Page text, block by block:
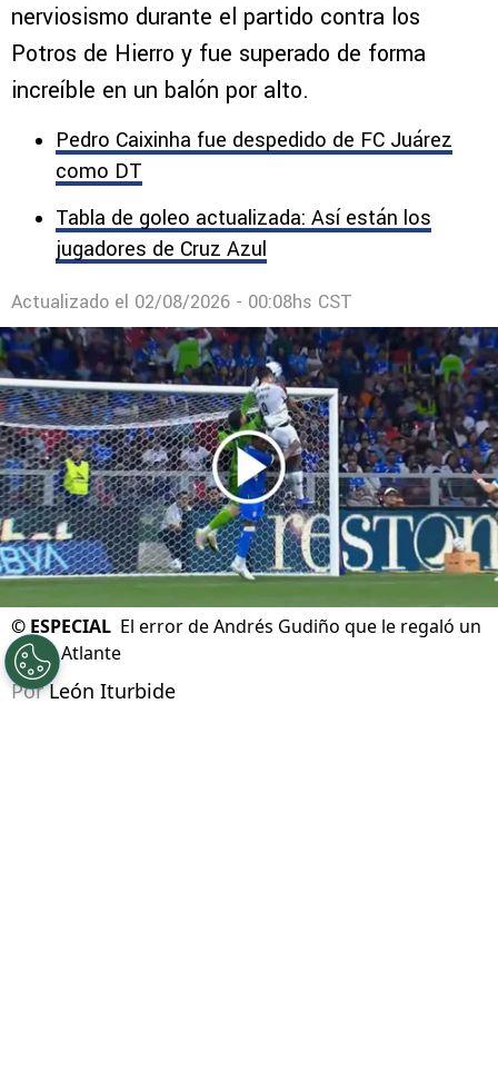
nerviosismo durante el partido contra los
Potros de Hierro y fue superado de forma
increíble en un balón por alto.
Pedro Caixinha fue despedido de FC Juárez
como DT
Tabla de goleo actualizada: Así están los
jugadores de Cruz Azul
Actualizado el 02/08/2026 - 00:08hs CST
© ESPECIAL El error de Andrés Gudiño que le regaló un
gol al Atlante
Por León Iturbide